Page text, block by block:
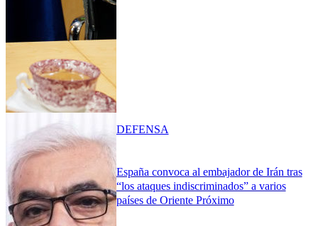
España convoca al embajador de Irán tras
“los ataques indiscriminados” a varios
países de Oriente Próximo
DEFENSA